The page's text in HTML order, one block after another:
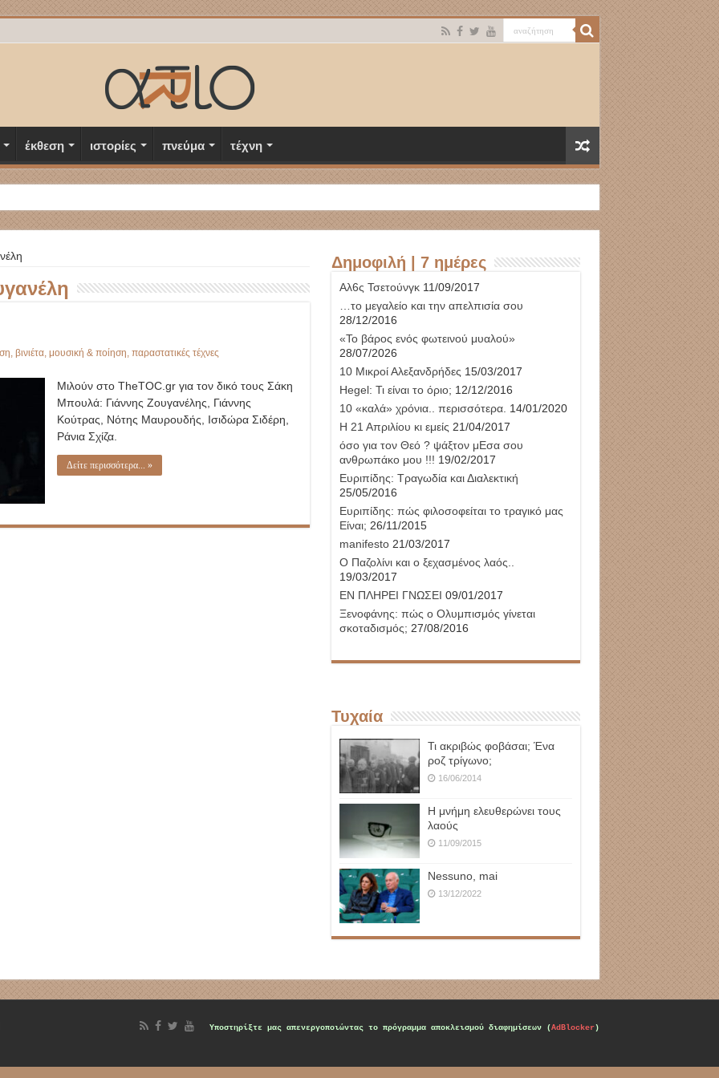
έκθεση ιστορίες πνεύμα τέχνη
βινιέτα, μουσική & ποίηση παραστατικές τέχνες
Μιλούν στο TheTOC.gr για τον δικό τους Σάκη
Μπουλά: Γιάννης Ζουγανέλης, Γιάννης
Κούτρας, Νότης Μαυρουδής, Ισιδώρα Σιδέρη,
Ράνια Σχίζα.
Δείτε περισσότερα... »
Δημοφιλή | 7 ημέρες
Αλ6ς Τσετούνγκ11/09/2017
…το μεγαλείο και την απελπισία σου
28/12/2016
«Το βάρος ενός φωτεινού μυαλού»
28/07/2026
10 Μικροί Αλεξανδρήδες 15/03/2017
Hegel: Τι είναι το όριο; 12/12/2016
10 «καλά» χρόνια.. περισσότερα. 14/01/2020
Η 21 Απριλίου κι εμείς 21/04/2017
όσο για τον Θεό ? ψάξτον μΕσα σου
ανθρωπάκο μου !!! 19/02/2017
Ευριπίδης: Τραγωδία και Διαλεκτική
25/05/2016
Ευριπίδης: πώς φιλοσοφείται το τραγικό μας
Είναι; 26/11/2015
manifesto21/03/2017
Ο Παζολίνι και ο ξεχασμένος λαός..
19/03/2017
ΕΝ ΠΛΗΡΕΙ ΓΝΩΣΕΙ 09/01/2017
Ξενοφάνης: πώς ο Ολυμπισμός γίνεται
σκοταδισμός; 27/08/2016
Τυχαία
Τι ακριβώς φοβάσαι; Ένα
ροζ τρίγωνο;
16/06/2014
Η μνήμη ελευθερώνει τους
λαούς
11/09/2015
Nessuno, mai
13/12/2022
Υποστηρίξτε μας απενεργοποιώντας το πρόγραμμα αποκλεισμού διαφημίσεων (AdBlocker)